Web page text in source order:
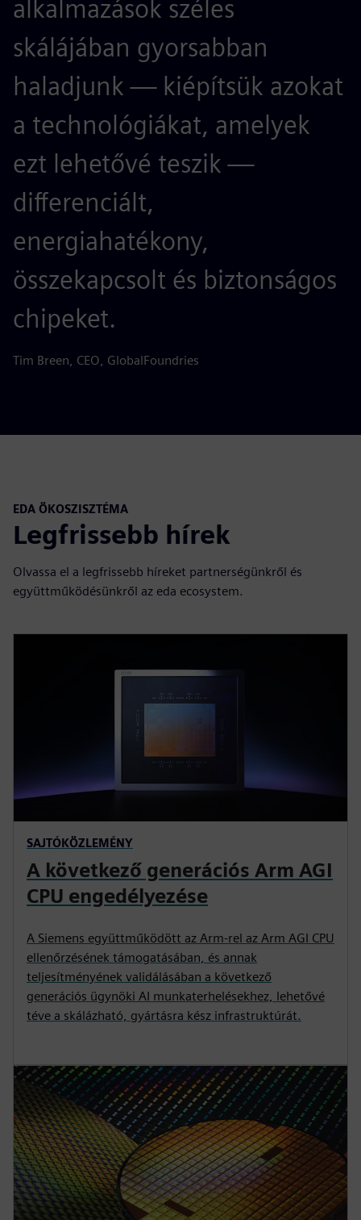
alkalmazások széles
skálájában gyorsabban
haladjunk — kiépítsük azokat
a technológiákat, amelyek
ezt lehetővé teszik —
differenciált,
energiahatékony,
összekapcsolt és biztonságos
chipeket.
Tim Breen, CEO, GlobalFoundries
EDA ÖKOSZISZTÉMA
Legfrissebb hírek
Olvassa el a legfrissebb híreket partnerségünkről és
együttműködésünkről az eda ecosystem.
SAJTÓKÖZLEMÉNY
A következő generációs Arm AGI
CPU engedélyezése
A Siemens együttműködött az Arm-rel az Arm AGI CPU
ellenőrzésének támogatásában, és annak
teljesítményének validálásában a következő
generációs ügynöki AI munkaterhelésekhez, lehetővé
téve a skálázható, gyártásra kész infrastruktúrát.